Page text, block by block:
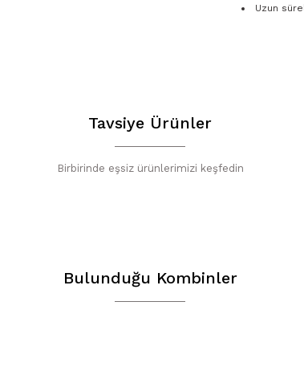
Uzun
Tavsiye Ürünler
Birbirinde eşsiz ürünlerimizi keşfedin
Bulunduğu Kombinler